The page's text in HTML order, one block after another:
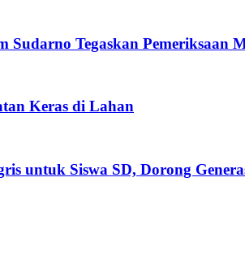
Tegaskan Pemeriksaan
Keras di Lahan
untuk Siswa SD, Dorong